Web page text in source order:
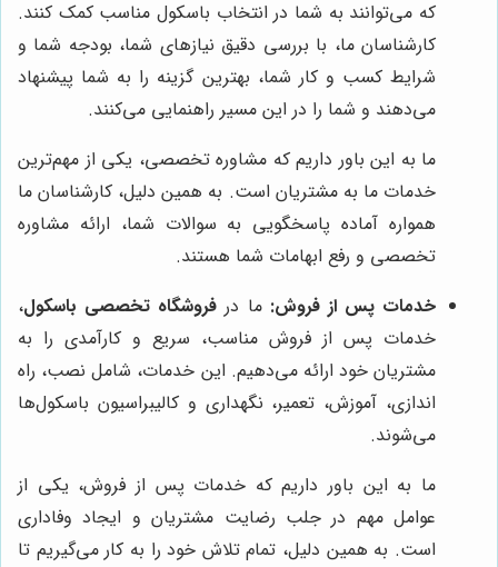
که می‌توانند به شما در انتخاب باسکول مناسب کمک کنند.
کارشناسان ما، با بررسی دقیق نیازهای شما، بودجه شما و
شرایط کسب و کار شما، بهترین گزینه را به شما پیشنهاد
می‌دهند و شما را در این مسیر راهنمایی می‌کنند.
ما به این باور داریم که مشاوره تخصصی، یکی از مهم‌ترین
خدمات ما به مشتریان است. به همین دلیل، کارشناسان ما
همواره آماده پاسخگویی به سوالات شما، ارائه مشاوره
تخصصی و رفع ابهامات شما هستند.
خدمات پس از فروش: ما در فروشگاه تخصصی باسکول،
خدمات پس از فروش مناسب، سریع و کارآمدی را به
مشتریان خود ارائه می‌دهیم. این خدمات، شامل نصب، راه
اندازی، آموزش، تعمیر، نگهداری و کالیبراسیون باسکول‌ها
می‌شوند.
ما به این باور داریم که خدمات پس از فروش، یکی از
عوامل مهم در جلب رضایت مشتریان و ایجاد وفاداری
است. به همین دلیل، تمام تلاش خود را به کار می‌گیریم تا